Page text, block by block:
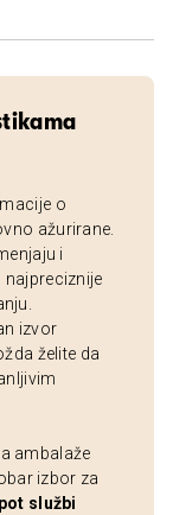
o
ažurirane.
i
najpreciznije
izvor
želite da
ambalaže
izbor za
službi